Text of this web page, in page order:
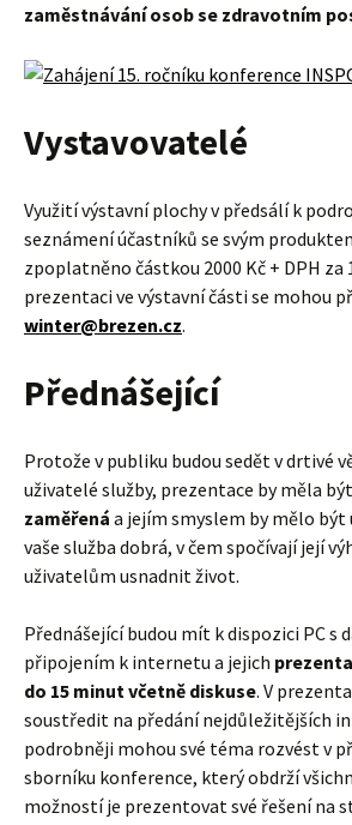
zaměstnávání osob se zdravotním
Vystavovatelé
Využití výstavní plochy v předsálí k
seznámení účastníků se svým
zpoplatněno částkou 2000 Kč + DPH za
prezentaci ve výstavní části se mohou
winter@brezen.cz.
Přednášející
Protože v publiku budou sedět v drtivé
uživatelé služby, prezentace by měla být
zaměřená a jejím smyslem by mělo být
vaše služba dobrá, v čem spočívají její
uživatelům usnadnit život.
Přednášející budou mít k dispozici PC s
připojením k internetu a jejich
do 15 minut včetně diskuse. V
soustředit na předání nejdůležitějších
podrobněji mohou své téma rozvést v
sborníku konference, který obdrží
možností je prezentovat své řešení na